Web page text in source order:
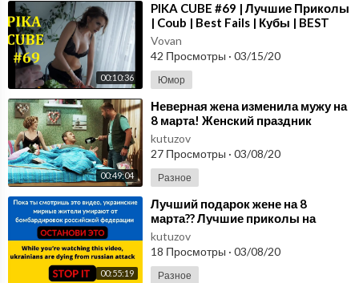
00:10:36
⁣PIKA CUBE #69 | Лучшие Приколы
| Coub | Best Fails | Кубы | BEST
CUBE | Нарезка Приколов
Vovan
42 Просмотры · 03/15/20
Юмор
00:49:04
⁣Неверная жена изменила мужу на
8 марта! Женский праздник
закончился разводом! | На Троих,
приколы
kutuzov
27 Просмотры · 03/08/20
Разное
00:55:19
⁣Лучший подарок жене на 8
марта?? Лучшие приколы на
женский праздник | Дизель Шоу
2020
kutuzov
18 Просмотры · 03/08/20
Разное